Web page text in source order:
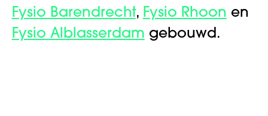
Fysio Barendrecht, Fysio Rhoon en
Fysio Alblasserdam gebouwd.